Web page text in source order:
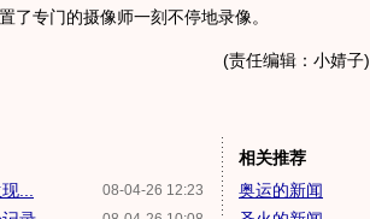
了专门的摄像师一刻不停地录像。
(责任编辑：小婧子)
08-04-26 12:23
...
相关推荐
奥运的新闻